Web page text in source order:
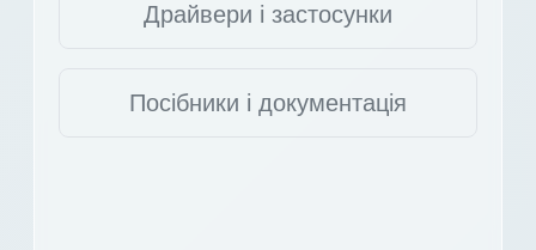
Драйвери і застосунки
Посібники і документація